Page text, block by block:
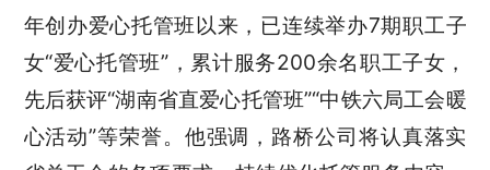
年创办爱心托管班以来，已连续举办7期职工子
女“爱心托管班”，累计服务200余名职工子女，
先后获评“湖南省直爱心托管班”“中铁六局工会暖
心活动”等荣誉。他强调，路桥公司将认真落实